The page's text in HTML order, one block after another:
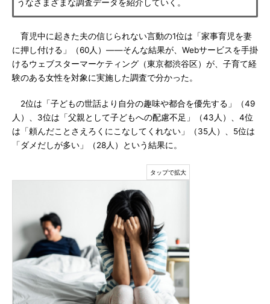
うなさまざまな調査データを紹介していく。
育児中に起きた夫の信じられない言動の1位は「家事育児を妻
に押し付ける」（60人）――そんな結果が、Webサービスを手掛
けるウェブスターマーケティング（東京都渋谷区）が、子育て経
験のある女性を対象に実施した調査で分かった。
2位は「子どもの世話より自分の趣味や都合を優先する」（49
人）、3位は「父親として子どもへの配慮不足」（43人）、4位
は「頼んだことさえろくにこなしてくれない」（35人）、5位は
「ダメだしが多い」（28人）という結果に。